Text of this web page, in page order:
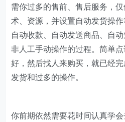
需你过多的售前、售后服务，
术、资源，并设置自动发货操作
自动收款、自动发送商品、自
非人工手动操作的过程。简单
好，然后找人来购买，就已经
发货和过多的操作。
你前期依然需要花时间认真学